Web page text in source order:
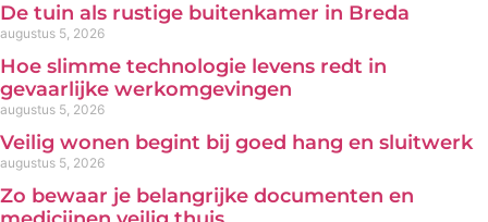
De tuin als rustige buitenkamer in Breda
augustus 5, 2026
Hoe slimme technologie levens redt in
gevaarlijke werkomgevingen
augustus 5, 2026
Veilig wonen begint bij goed hang en sluitwerk
augustus 5, 2026
Zo bewaar je belangrijke documenten en